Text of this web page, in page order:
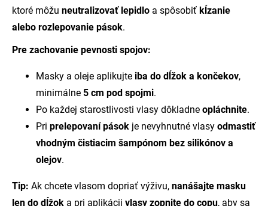
ktoré môžu neutralizovať lepidlo a spôsobiť kĺzanie
alebo rozlepovanie pások.
Pre zachovanie pevnosti spojov:
Masky a oleje aplikujte iba do dĺžok a končekov,
minimálne 5 cm pod spojmi.
Po každej starostlivosti vlasy dôkladne opláchnite.
Pri prelepovaní pások je nevyhnutné vlasy odmastiť
vhodným čistiacim šampónom bez silikónov a
olejov.
Tip: Ak chcete vlasom dopriať výživu, nanášajte masku
len do dĺžok a pri aplikácii vlasy zopnite do copu, aby sa